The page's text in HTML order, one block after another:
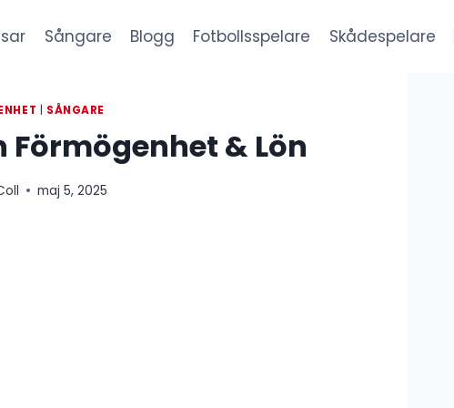
Sångare Blogg Fotbollsspelare Skådespelare
SÅNGARE
& Lön
maj 5, 2025